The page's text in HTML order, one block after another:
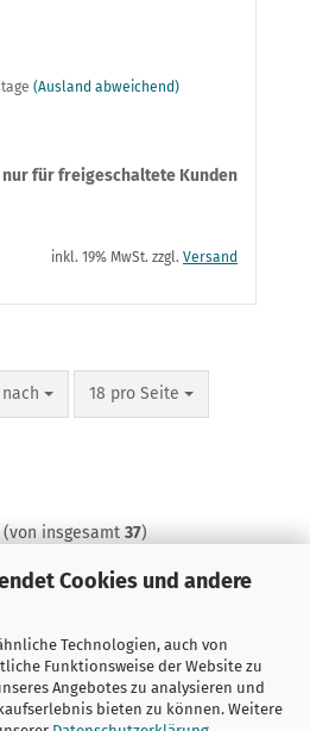
Cookies und andere
Technologien, auch von
Funktionsweise der Website zu
Angebotes zu analysieren und
bieten zu können. Weitere
(Ausland abweichend)
nur für freigeschaltete Kunden
inkl. 19% MwSt. zzgl. Versand
18 pro Seite
pro Seite
(von insgesamt 37)